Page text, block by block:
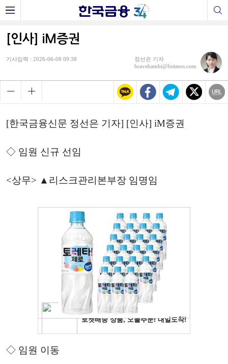
[인사] iM증권
기사입력 : 2026-06-08 09:38
정선은 기자
bravebambi@fntimes.com
[한국금융신문 정선은 기자] [인사] iM증권
◇ 임원 신규 선임
<상무> ▲리스크관리본부장 임명임
◇ 임원 이동